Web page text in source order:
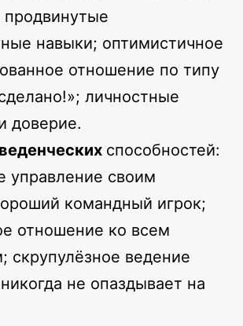
навыки; оптимистичное
отношение по типу
личностные
доверие.
способностей:
управление своим
командный игрок;
отношение ко всем
скрупулёзное ведение
не опаздывает на